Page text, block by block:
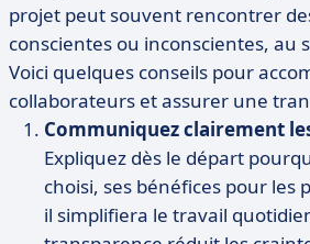
projet peut souvent rencontrer
conscientes ou inconscientes, au
Voici quelques conseils pour
collaborateurs et assurer une
Communiquez clairement
Expliquez dès le départ
choisi, ses bénéfices pour les
il simplifiera le travail